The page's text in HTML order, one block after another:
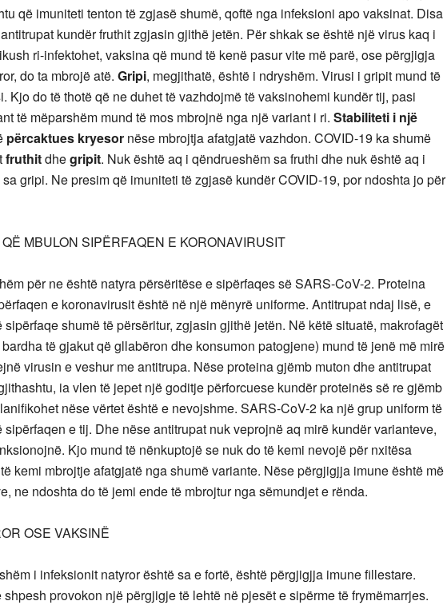
që imuniteti tenton të zgjasë shumë, qoftë nga infeksioni apo vaksinat. Disa
kundër fruthit zgjasin gjithë jetën. Për shkak se është një virus kaq i
ri-infektohet, vaksina që mund të kenë pasur vite më parë, ose përgjigja
do ta mbrojë atë. Gripi, megjithatë, është i ndryshëm. Virusi i gripit mund të
Kjo do të thotë që ne duhet të vazhdojmë të vaksinohemi kundër tij, pasi
të mëparshëm mund të mos mbrojnë nga një variant i ri. Stabiliteti i një
përcaktues kryesor nëse mbrojtja afatgjatë vazhdon. COVID-19 ka shumë
fruthitdhegripit. Nuk është aq i qëndrueshëm sa fruthi dhe nuk është aq i
gripi. Ne presim që imuniteti të zgjasë kundër COVID-19, por ndoshta jo për
MBULON SIPËRFAQEN E KORONAVIRUSIT
për ne është natyra përsëritëse e sipërfaqes së SARS-CoV-2. Proteina
e koronavirusit është në një mënyrë uniforme. Antitrupat ndaj lisë, e
shumë të përsëritur, zgjasin gjithë jetën. Në këtë situatë, makrofagët
të gjakut që gllabëron dhe konsumon patogjene) mund të jenë më mirë
virusin e veshur me antitrupa. Nëse proteina gjëmb muton dhe antitrupat
ia vlen të jepet një goditje përforcuese kundër proteinës së re gjëmb
nëse vërtet është e nevojshme. SARS-CoV-2 ka një grup uniform të
e tij. Dhe nëse antitrupat nuk veprojnë aq mirë kundër varianteve,
Kjo mund të nënkuptojë se nuk do të kemi nevojë për nxitësa
kemi mbrojtje afatgjatë nga shumë variante. Nëse përgjigjja imune është më
ne ndoshta do të jemi ende të mbrojtur nga sëmundjet e rënda.
OSE VAKSINË
i infeksionit natyror është sa e fortë, është përgjigjja imune fillestare.
provokon një përgjigje të lehtë në pjesët e sipërme të frymëmarrjes.